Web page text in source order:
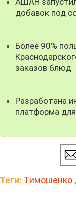
добавок под
Более 90%
заказов блюд
Разработана
платформа
Теги: Тимошенко ,